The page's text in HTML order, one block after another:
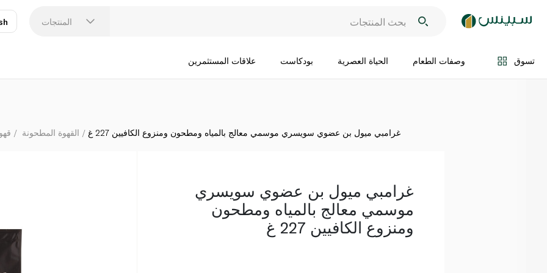
المنتجات
تسوق وصفات الطعام الحياة العصرية بودكاست علاقات المستثمرين
غرامبي ميول بن عضوي
اضف الى السلة
القهوة المطحونة غرامبي ميول بن عضوي سويسري موسمي معالج بالمياه ومطحون ومنزوع الكافيين 227 غ
غرامبي ميول بن عضوي سويسري
موسمي معالج بالمياه ومطحون
ومنزوع الكافيين 227 غ